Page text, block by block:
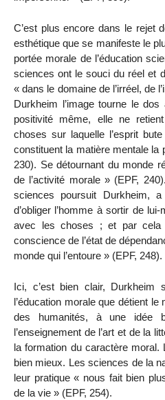
C’est plus encore dans le rejet
esthétique que se manifeste le
portée morale de l’éducation
sciences ont le souci du réel et
« dans le domaine de l’irréel, de
Durkheim l’image tourne le
positivité même, elle ne
choses sur laquelle l’esprit
constituent la matière mentale la
230). Se détournant du monde
de l’activité morale » (EPF,
sciences poursuit Durkheim,
d’obliger l’homme à sortir de
avec les choses ; et par cela
conscience de l’état de
monde qui l’entoure » (EPF, 248).
Ici, c’est bien clair, Durkheim
l’éducation morale que détient
des humanités, à une idée
l’enseignement de l’art et de la
la formation du caractère
bien mieux. Les sciences de la
leur pratique « nous fait bien
de la vie » (EPF, 254).